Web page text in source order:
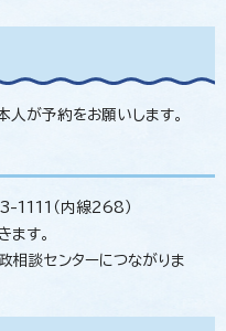
が予約をお願いします。
（内線268）
す。
談センターにつながりま